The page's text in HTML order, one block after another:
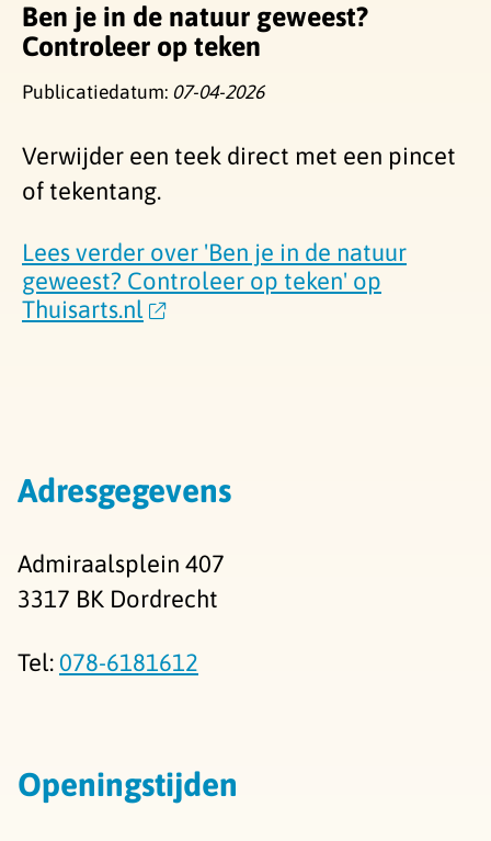
Ben je in de natuur geweest?
Controleer op teken
Publicatiedatum: 07-04-2026
Verwijder een teek direct met een pincet
of tekentang.
Lees verder over 'Ben je in de natuur
geweest? Controleer op teken' op
Thuisarts.nl
Adresgegevens
Admiraalsplein 407
3317 BK Dordrecht
Tel:078-6181612
Openingstijden